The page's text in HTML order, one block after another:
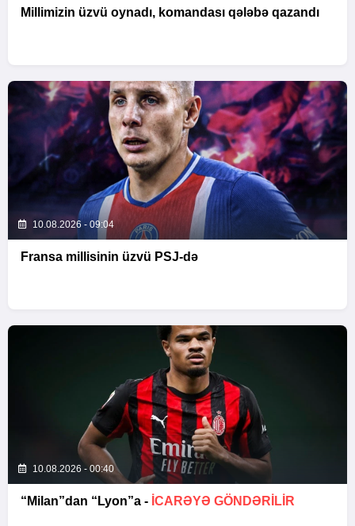
Millimizin üzvü oynadı, komandası qələbə qazandı
10.08.2026 - 09:04
Fransa millisinin üzvü PSJ-də
10.08.2026 - 00:40
“Milan”dan “Lyon”a - İCARƏYƏ GÖNDƏRİLİR